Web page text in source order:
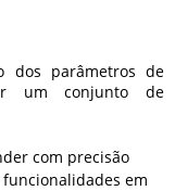
dos parâmetros de
um conjunto de
com precisão
em